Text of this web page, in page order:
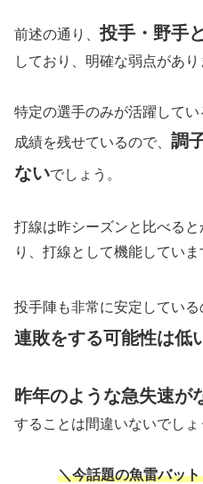
前述の通り、 投手・野手
しており、明確な弱点があり
特定の選手のみが活躍して
成績を残せているので、 調
ないでしょう。
打線は昨シーズンと比べる
り、打線として機能していま
投手陣も非常に安定している
連敗をする可能性は低
昨年のような急失速が
することは間違いないでしょ
＼今話題の魚雷バット